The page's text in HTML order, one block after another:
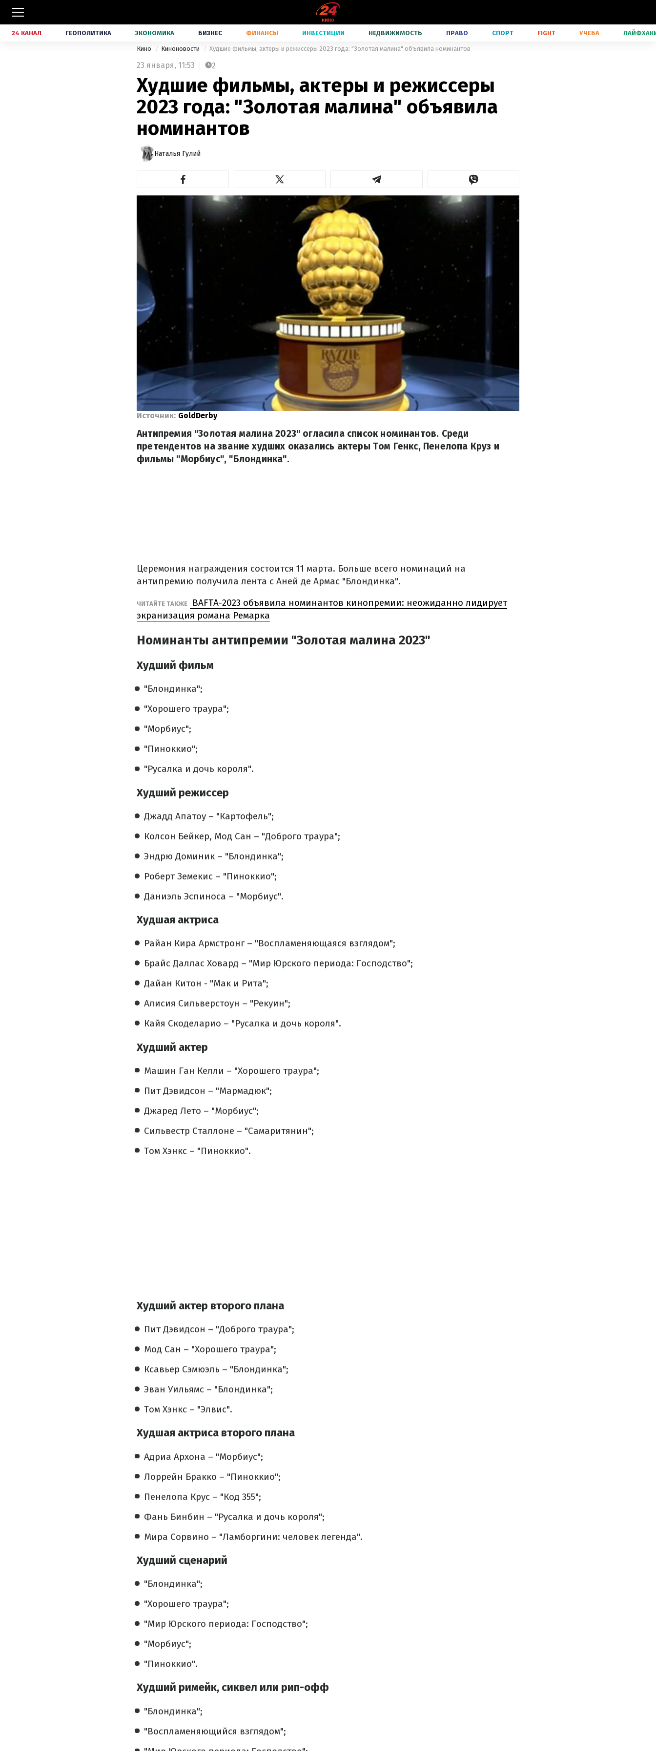
24 КАНАЛ ГЕОПОЛИТИКА ЭКОНОМИКА БИЗНЕС ФИНАНСЫ ИНВЕСТИЦИИ НЕДВИЖИМОСТЬ ПРАВО СПОРТ FIGHT УЧЕБА
Кино Киноновости Худшие фильмы, актеры и режиссеры 2023 года: "Золотая малина" объявила номинантов
23 января, 11:53 2
Худшие фильмы, актеры и режиссеры
2023 года: "Золотая малина" объявила
номинантов
Наталья Гулий
Источник: GoldDerby
Антипремия "Золотая малина 2023" огласила список номинантов. Среди
претендентов на звание худших оказались актеры Том Генкс, Пенелопа Круз и
фильмы "Морбиус", "Блондинка".
Церемония награждения состоится 11 марта. Больше всего номинаций на
антипремию получила лента с Аней де Армас "Блондинка".
ЧИТАЙТЕ ТАКЖЕ
BAFTA-2023 объявила номинантов кинопремии: неожиданно лидирует
экранизация романа Ремарка
Номинанты антипремии "Золотая малина 2023"
Худший фильм
"Блондинка";
"Хорошего траура";
"Морбиус";
"Пиноккио";
"Русалка и дочь короля".
Худший режиссер
Джадд Апатоу – "Картофель";
Колсон Бейкер, Мод Сан – "Доброго траура";
Эндрю Доминик – "Блондинка";
Роберт Земекис – "Пиноккио";
Даниэль Эспиноса – "Морбиус".
Худшая актриса
Райан Кира Армстронг – "Воспламеняющаяся взглядом";
Брайс Даллас Ховард – "Мир Юрского периода: Господство";
Дайан Китон - "Мак и Рита";
Алисия Сильверстоун – "Рекуин";
Кайя Скоделарио – "Русалка и дочь короля".
Худший актер
Машин Ган Келли – "Хорошего траура";
Пит Дэвидсон – "Мармадюк";
Джаред Лето – "Морбиус";
Сильвестр Сталлоне – "Самаритянин";
Том Хэнкс – "Пиноккио".
Худший актер второго плана
Пит Дэвидсон – "Доброго траура";
Мод Сан – "Хорошего траура";
Ксавьер Сэмюэль – "Блондинка";
Эван Уильямс – "Блондинка";
Том Хэнкс – "Элвис".
Худшая актриса второго плана
Адриа Архона – "Морбиус";
Лоррейн Бракко – "Пиноккио";
Пенелопа Крус – "Код 355";
Фань Бинбин – "Русалка и дочь короля";
Мира Сорвино – "Ламборгини: человек легенда".
Худший сценарий
"Блондинка";
"Хорошего траура";
"Мир Юрского периода: Господство";
"Морбиус";
"Пиноккио".
Худший римейк, сиквел или рип-офф
"Блондинка";
"Воспламеняющийся взглядом";